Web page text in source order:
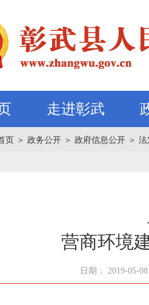
走进彰武
页 ＞ 政务公开 ＞ 政府信息公开 ＞ 法
营商环境
日期： 2019-05-08